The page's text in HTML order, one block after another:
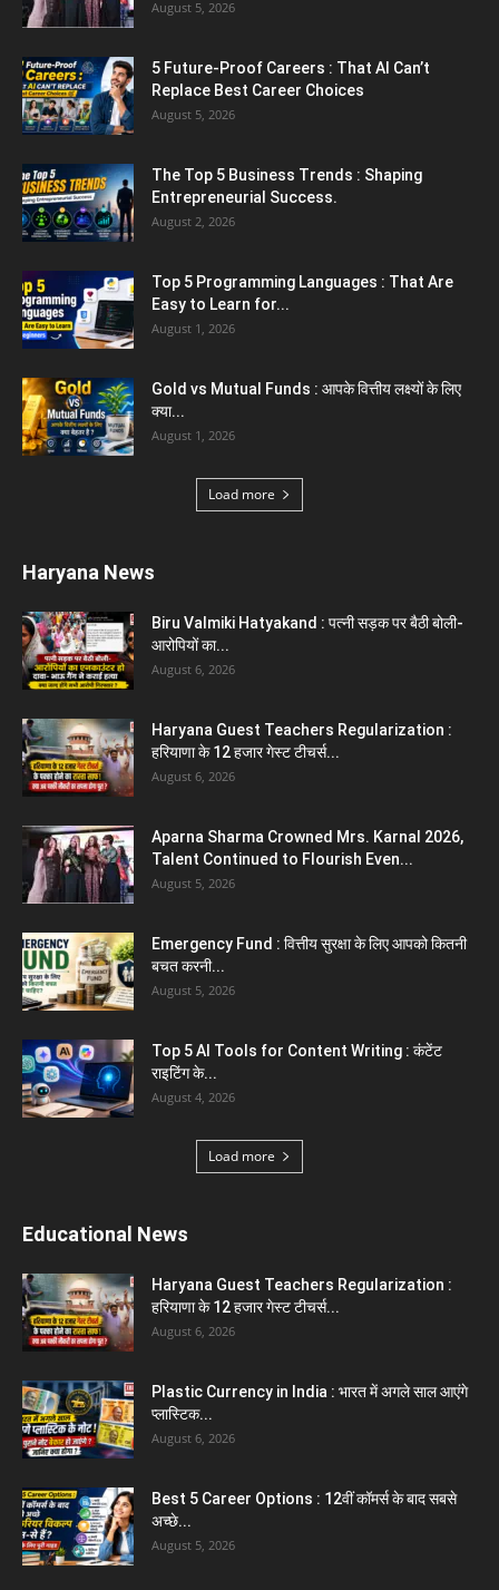
आए तो वर्दी...
July 31, 2026
August 5, 2026
5 Future-Proof Careers : That AI Can’t
Replace Best Career Choices
August 5, 2026
The Top 5 Business Trends : Shaping
Entrepreneurial Success.
August 2, 2026
Top 5 Programming Languages : That Are
Easy to Learn for...
August 1, 2026
Gold vs Mutual Funds : आपके वित्तीय लक्ष्यों के लिए
क्या...
August 1, 2026
Load more
Haryana News
Biru Valmiki Hatyakand : पत्नी सड़क पर बैठी बोली-
आरोपियों का...
August 6, 2026
Haryana Guest Teachers Regularization :
हरियाणा के 12 हजार गेस्ट टीचर्स...
August 6, 2026
Aparna Sharma Crowned Mrs. Karnal 2026,
Talent Continued to Flourish Even...
August 5, 2026
Emergency Fund : वित्तीय सुरक्षा के लिए आपको कितनी
बचत करनी...
August 5, 2026
Top 5 AI Tools for Content Writing : कंटेंट
राइटिंग के...
August 4, 2026
Load more
Educational News
Haryana Guest Teachers Regularization :
हरियाणा के 12 हजार गेस्ट टीचर्स...
August 6, 2026
Plastic Currency in India : भारत में अगले साल आएंगे
प्लास्टिक...
August 6, 2026
Best 5 Career Options : 12वीं कॉमर्स के बाद सबसे
अच्छे...
August 5, 2026